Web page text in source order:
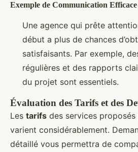
Exemple de Communication Efficace
Une agence qui prête
début a plus de chances
satisfaisants. Par exemple,
régulières et des rapports
du projet sont essentiels.
Évaluation des Tarifs et des
Les tarifs des services
varient considérablement.
détaillé vous permettra de